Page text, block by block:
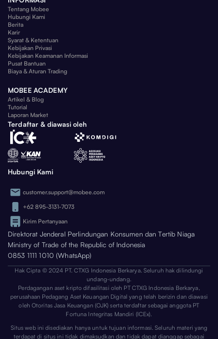
Tentang Mobee
Hubungi Kami
Berita
Karir
Syarat & Ketentuan
Kebijakan Privasi
Kebijakan Keamanan Informasi
Pusat Bantuan
Biaya & Aturan Trading
MOBEE ACADEMY
Artikel & Blog
Tutorial
Laporan Market
Terdaftar & diawasi oleh
Hubungi Kami
customer.support@mobee.com
+62 895-3131-7073
Kirim Pertanyaan
Direktorat Jenderal Perlindungan Konsumen dan Tertib Niaga
Ministry of Trade of the Republic of Indonesia
0853 1111 1010 (WhatsApp)
Hak Cipta © 2024 PT. CTXG Indonesia Berkarya. Seluruh hak dilindungi
undang-undang.
Perdagangan aset kripto difasilitasi oleh PT CTXG Indonesia Berkarya,
perusahaan Pedagang Aset Keuangan Digital yang telah berizin dan diawasi
oleh Otoritas Jasa Keuangan (OJK) serta terdaftar sebagai anggota PT
Fortuna Integritas Mandiri (ICEx).
Situs web ini disediakan hanya untuk tujuan informasi. Seluruh materi yang
terdapat di situs ini tidak dimaksudkan dan tidak dapat dianggap sebagai